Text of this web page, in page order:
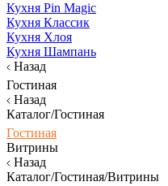
Кухня Pin Magic
Кухня Классик
Кухня Хлоя
Кухня Шампань
Назад
Гостиная
Назад
Каталог/Гостиная
Гостиная
Витрины
Назад
Каталог/Гостиная/Витрины